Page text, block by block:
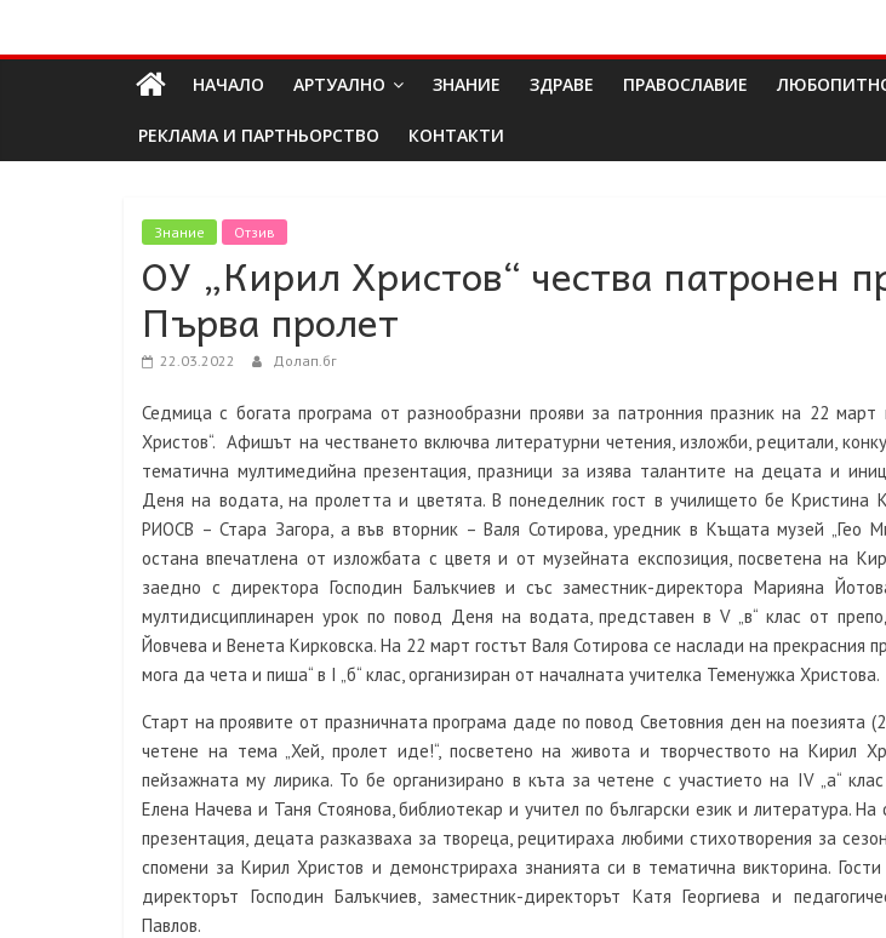
Долап
БГ
пътешествия|
мода|
събития|
кухня|
реклама|
минало|
НАЧАЛО АРТУАЛНО ЗНАНИЕ ЗДРАВЕ ПРАВОСЛАВИЕ
РЕКЛАМА И ПАРТНЬОРСТВО КОНТАКТИ
Знание Отзив
ОУ „Кирил Христов“ чества патронен
Първа пролет
22.03.2022 Долап.бг
Седмица с богата програма от разнообразни прояви за патронния празник на 22 март
Христов“. Афишът на честването включва литературни четения, изложби, рецитали,
тематична мултимедийна презентация, празници за изява талантите на децата и
Деня на водата, на пролетта и цветята. В понеделник гост в училището бе Кристина
РИОСВ – Стара Загора, а във вторник – Валя Сотирова, уредник в Къщата музей „Гео
остана впечатлена от изложбата с цветя и от музейната експозиция, посветена на
заедно с директора Господин Балъкчиев и със заместник-директора Марияна
мултидисциплинарен урок по повод Деня на водата, представен вV „в“ клас от
Йовчева и Венета Кирковска. На 22 март гостът Валя Сотирова се наслади на прекрасния
мога да чета и пиша“ в I „б“ клас, организиран от началната учителка Теменужка Христова.
Старт на проявите от празничната програма даде по повод Световния ден на поезията (
четене на тема „Хей, пролет иде!“, посветено на живота и творчеството на Кирил
пейзажната му лирика. То бе организирано в къта за четене с участието на IV „а“
Елена Начева и Таня Стоянова, библиотекар и учител по български език и литература.
презентация, децата разказваха за твореца, рецитираха любими стихотворения за
спомени за Кирил Христов и демонстрираха знанията си в тематична викторина.
директорът Господин Балъкчиев, заместник-директорът Катя Георгиева и
Павлов.